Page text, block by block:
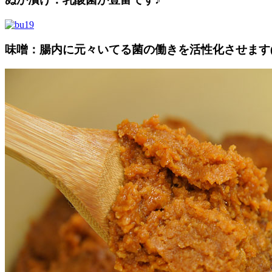
味噌：腸内に元々いてる菌の働きを活性化させま